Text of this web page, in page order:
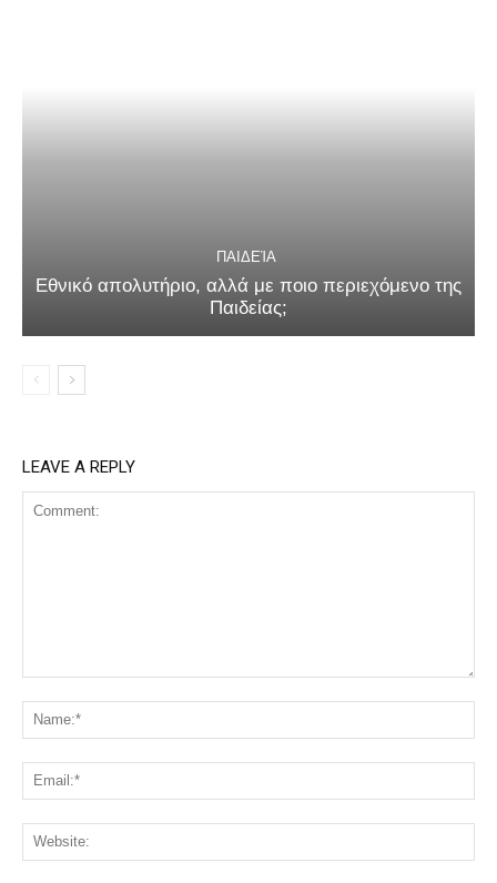
ΠΑΙΔΕΊΑ
Εθνικό απολυτήριο, αλλά με ποιο περιεχόμενο της
Παιδείας;
LEAVE A REPLY